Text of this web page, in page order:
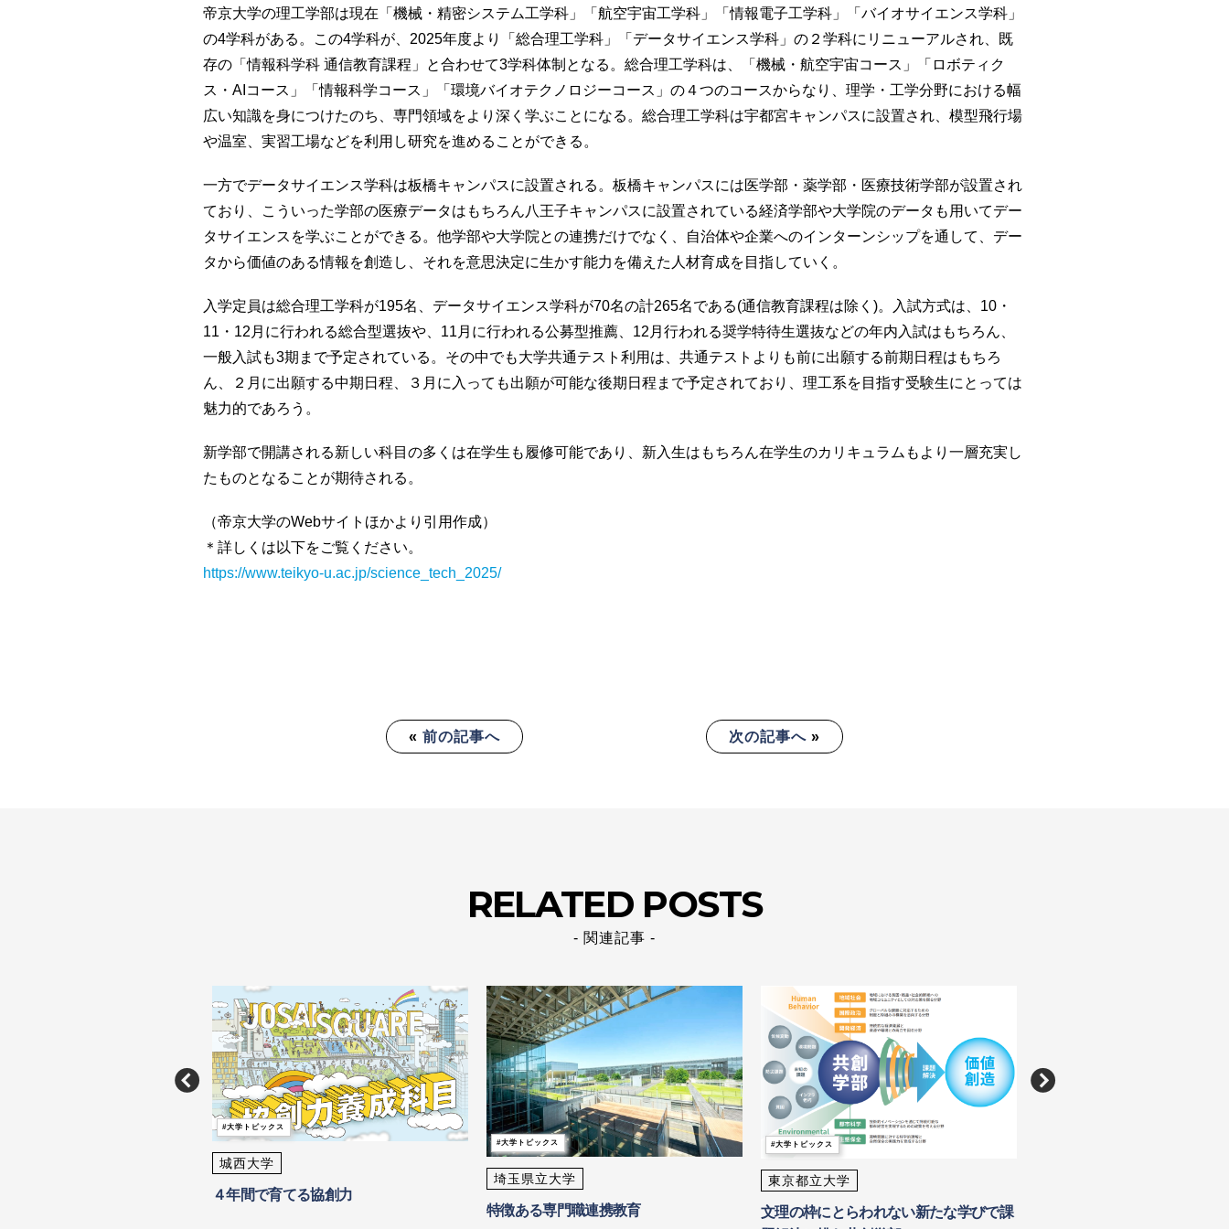
帝京大学の理工学部は現在「機械・精密システム工学科」「航空宇宙工学科」「情報電子工学科」「バイオサイエンス学科」
の4学科がある。この4学科が、2025年度より「総合理工学科」「データサイエンス学科」の２学科にリニューアルされ、既
存の「情報科学科 通信教育課程」と合わせて3学科体制となる。総合理工学科は、「機械・航空宇宙コース」「ロボティク
ス・AIコース」「情報科学コース」「環境バイオテクノロジーコース」の４つのコースからなり、理学・工学分野における幅
広い知識を身につけたのち、専門領域をより深く学ぶことになる。総合理工学科は宇都宮キャンパスに設置され、模型飛行場
や温室、実習工場などを利用し研究を進めることができる。
一方でデータサイエンス学科は板橋キャンパスに設置される。板橋キャンパスには医学部・薬学部・医療技術学部が設置され
ており、こういった学部の医療データはもちろん八王子キャンパスに設置されている経済学部や大学院のデータも用いてデー
タサイエンスを学ぶことができる。他学部や大学院との連携だけでなく、自治体や企業へのインターンシップを通して、デー
タから価値のある情報を創造し、それを意思決定に生かす能力を備えた人材育成を目指していく。
入学定員は総合理工学科が195名、データサイエンス学科が70名の計265名である(通信教育課程は除く)。入試方式は、10・
11・12月に行われる総合型選抜や、11月に行われる公募型推薦、12月行われる奨学特待生選抜などの年内入試はもちろん、
一般入試も3期まで予定されている。その中でも大学共通テスト利用は、共通テストよりも前に出願する前期日程はもちろ
ん、２月に出願する中期日程、３月に入っても出願が可能な後期日程まで予定されており、理工系を目指す受験生にとっては
魅力的であろう。
新学部で開講される新しい科目の多くは在学生も履修可能であり、新入生はもちろん在学生のカリキュラムもより一層充実し
たものとなることが期待される。
（帝京大学のWebサイトほかより引用作成）
＊詳しくは以下をご覧ください。
https://www.teikyo-u.ac.jp/science_tech_2025/
« 前の記事へ 次の記事へ »
RELATED POSTS
- 関連記事 -
大学トピックス
城西大学
４年間で育てる協創力
大学トピックス
埼玉県立大学
特徴ある専門職連携教育
大学トピックス
東京都立大学
文理の枠にとらわれない新たな学びで課